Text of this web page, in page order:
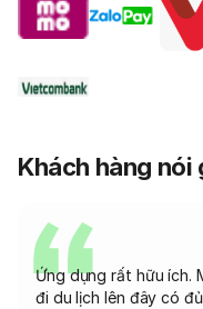
Khách hàng nói
Ứng dụng rất hữu ích.
đi du lịch lên đây có